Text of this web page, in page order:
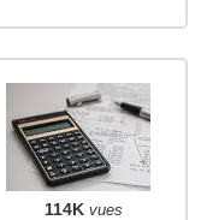
114K vues